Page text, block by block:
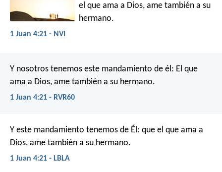
el que ama a Dios, ame también a su
hermano.
1 Juan 4:21 - NVI
Y nosotros tenemos este mandamiento de él: El que
ama a Dios, ame también a su hermano.
1 Juan 4:21 - RVR60
Y este mandamiento tenemos de Él: que el que ama a
Dios, ame también a su hermano.
1 Juan 4:21 - LBLA